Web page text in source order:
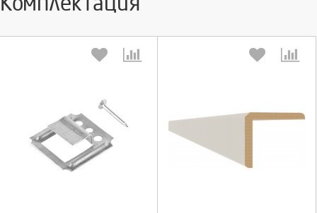
Выберите количество: Выберите количество: